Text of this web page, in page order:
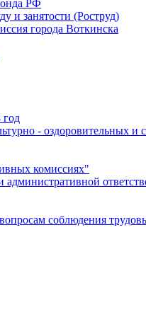
РФ
и занятости (Роструд)
города Воткинска
год
- оздоровительных
комиссиях"
соблюдения